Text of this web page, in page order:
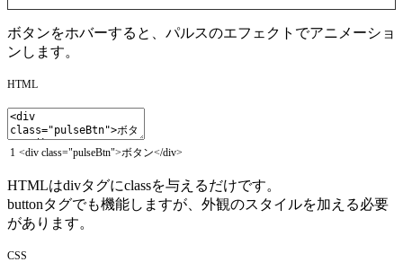
ボタンをホバーすると、パルスのエフェクトでアニメーショ
ンします。
HTML
1 <div class="pulseBtn">ボタン</div>
HTMLはdivタグにclassを与えるだけです。
buttonタグでも機能しますが、外観のスタイルを加える必要
があります。
CSS